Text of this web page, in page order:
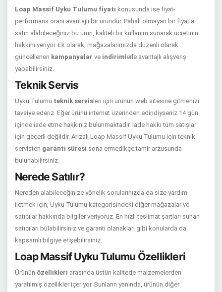
Loap Massif Uyku Tulumu fiyatı konusunda ise fiyat-
performans oranı avantajlı bir üründür. Pahalı olmayan bir fiyatla
satın alabileceğiniz bu ürün, kaliteli bir kullanım sunarak ücretinin
hakkını veriyor. Ek olarak, mağazalarımızda düzenli olarak
güncellenen kampanyalar ve indirim lerle avantajlı alışveriş
yapabilirsiniz.
Teknik Servis
Uyku Tulumu teknik servis leri için ürünün web sitesine gitmenizi
tavsiye ederiz. Eğer ürünü internet üzerinden edindiyseniz 14 gün
içinde iade etme hakkınız bulunmaktadır. İade hakkı tüm satışlar
için geçerli değildir. Arızalı Loap Massif Uyku Tulumu için teknik
servisten garanti süresi sona ermedikçe tamir arzusunda
bulunabilirsiniz.
Nerede Satılır?
Nereden alabileceğinize yönelik sorularınızda da size yardım
iletmek için, Uyku Tulumu kategorisindeki diğer mağazalar ve
satıcılar hakkında bilgiler veriyoruz. En hızlı teslimat şartları sunan
satıcıları bulabilirsiniz ve garanti olanakları gibi konularda da
kapsamlı bilgiye erişebilirsiniz.
Loap Massif Uyku Tulumu Özellikleri
Ürünün özellikleri arasında üstün kalitede malzemelerden
yaratılmış özellikler içeriyor. Bunların yanında, ürünün diğer